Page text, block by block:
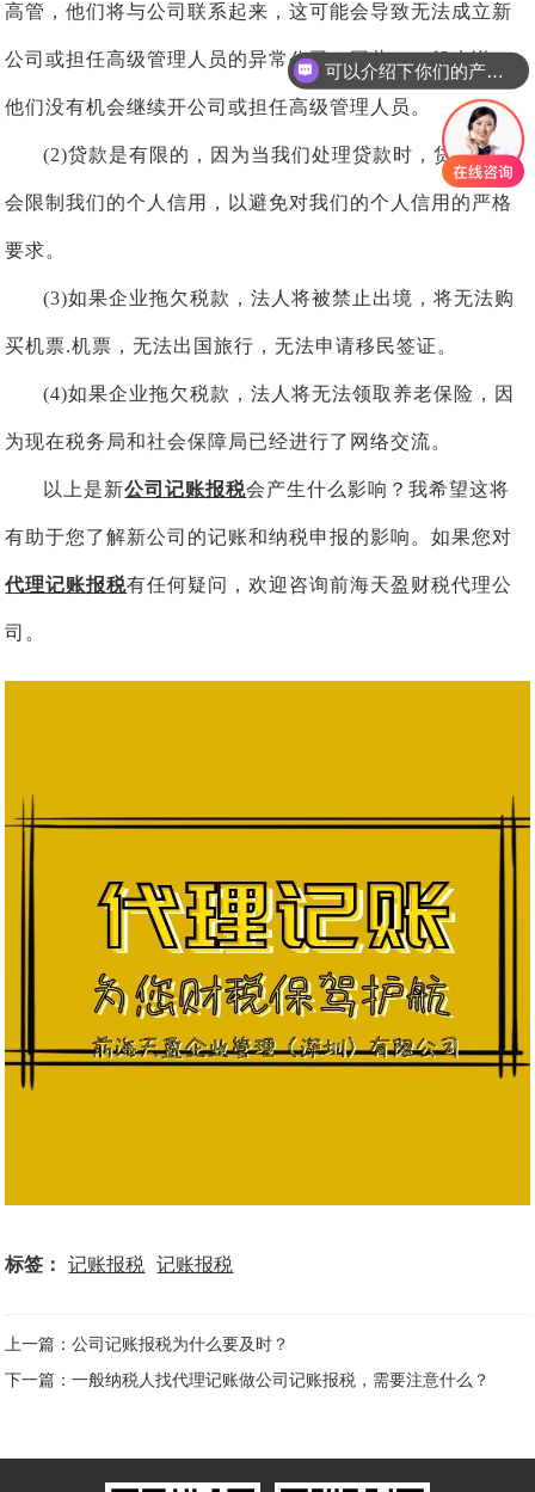
高管，他们将与公司联系起来，这可能会导致无法成立新
公司或担任高级管理人员的异常公司。因此，一般来说，
他们没有机会继续开公司或担任高级管理人员。
(2)贷款是有限的，因为当我们处理贷款时，贷款公司
会限制我们的个人信用，以避免对我们的个人信用的严格
要求。
(3)如果企业拖欠税款，法人将被禁止出境，将无法购
买机票.机票，无法出国旅行，无法申请移民签证。
(4)如果企业拖欠税款，法人将无法领取养老保险，因
为现在税务局和社会保障局已经进行了网络交流。
以上是新公司记账报税会产生什么影响？我希望这将
有助于您了解新公司的记账和纳税申报的影响。如果您对
代理记账报税有任何疑问，欢迎咨询前海天盈财税代理公
司。
标签： 记账报税 记账报税
上一篇：公司记账报税为什么要及时？
下一篇：一般纳税人找代理记账做公司记账报税，需要注意什么？
可以介绍下你们的产品么